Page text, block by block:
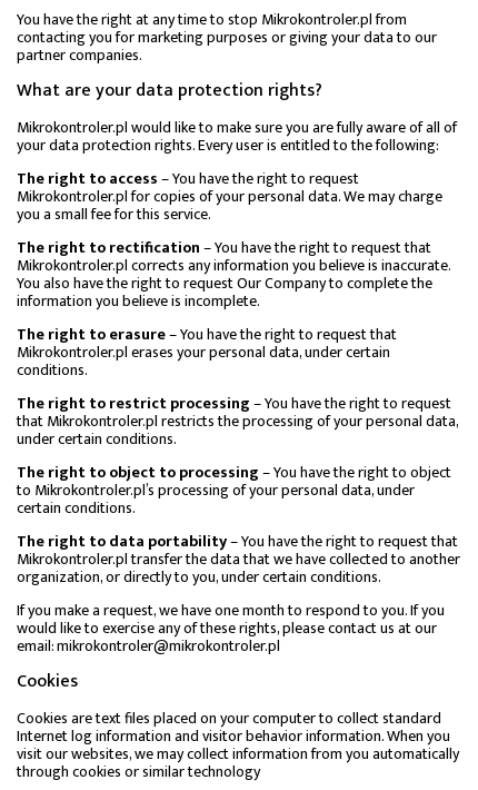
You have the right at any time to stop Mikrokontroler.pl from
contacting you for marketing purposes or giving your data to our
partner companies.
What are your data protection rights?
Mikrokontroler.pl would like to make sure you are fully aware of all of
your data protection rights. Every user is entitled to the following:
The right to access– You have the right to request
Mikrokontroler.pl for copies of your personal data. We may charge
you a small fee for this service.
The right to rectification– You have the right to request that
Mikrokontroler.pl corrects any information you believe is inaccurate.
You also have the right to request Our Company to complete the
information you believe is incomplete.
The right to erasure– You have the right to request that
Mikrokontroler.pl erases your personal data, under certain
conditions.
The right to restrict processing– You have the right to request
that Mikrokontroler.pl restricts the processing of your personal data,
under certain conditions.
The right to object to processing– You have the right to object
to Mikrokontroler.pl’s processing of your personal data, under
certain conditions.
The right to data portability– You have the right to request that
Mikrokontroler.pl transfer the data that we have collected to another
organization, or directly to you, under certain conditions.
If you make a request, we have one month to respond to you. If you
would like to exercise any of these rights, please contact us at our
email: mikrokontroler@mikrokontroler.pl
Cookies
Cookies are text files placed on your computer to collect standard
Internet log information and visitor behavior information. When you
visit our websites, we may collect information from you automatically
through cookies or similar technology